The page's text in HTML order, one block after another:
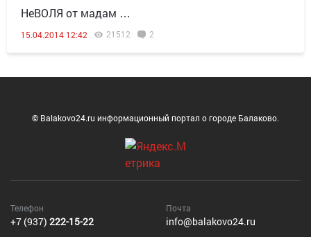
НеВОЛЯ от мадам …
15.04.2014 12:42 21512 2
© Balakovo24.ru информационный портал о городе Балаково.
Телефон
+7 (937) 222-15-22
Почта
info@balakovo24.ru